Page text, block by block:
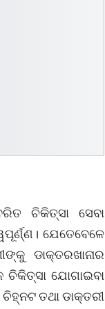
ଚିକିତ୍ସା ସେବା
ଯେତେବେଳେ
ଡାକ୍ତରଖାନାର
ଚିକିତ୍ସା ଯୋଗାଇବା
ତଥା ଡାକ୍ତରୀ